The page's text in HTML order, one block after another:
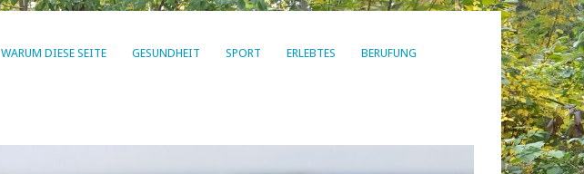
WARUM DIESE SEITE GESUNDHEIT SPORT ERLEBTES BERUFUNG